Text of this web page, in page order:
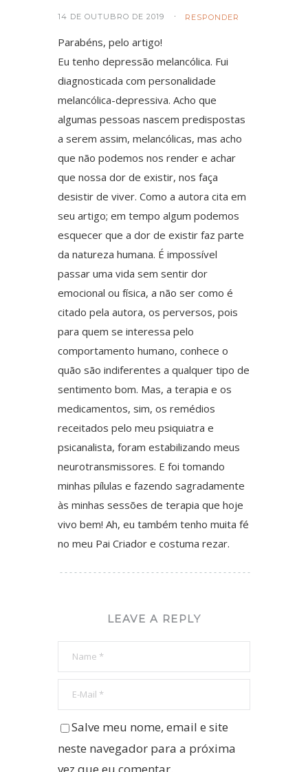
14 DE OUTUBRO DE 2019 RESPONDER
Parabéns, pelo artigo!
Eu tenho depressão melancólica. Fui
diagnosticada com personalidade
melancólica-depressiva. Acho que
algumas pessoas nascem predispostas
a serem assim, melancólicas, mas acho
que não podemos nos render e achar
que nossa dor de existir, nos faça
desistir de viver. Como a autora cita em
seu artigo; em tempo algum podemos
esquecer que a dor de existir faz parte
da natureza humana. É impossível
passar uma vida sem sentir dor
emocional ou física, a não ser como é
citado pela autora, os perversos, pois
para quem se interessa pelo
comportamento humano, conhece o
quão são indiferentes a qualquer tipo de
sentimento bom. Mas, a terapia e os
medicamentos, sim, os remédios
receitados pelo meu psiquiatra e
psicanalista, foram estabilizando meus
neurotransmissores. E foi tomando
minhas pílulas e fazendo sagradamente
às minhas sessões de terapia que hoje
vivo bem! Ah, eu também tenho muita fé
no meu Pai Criador e costuma rezar.
LEAVE A REPLY
Salve meu nome, email e site
neste navegador para a próxima